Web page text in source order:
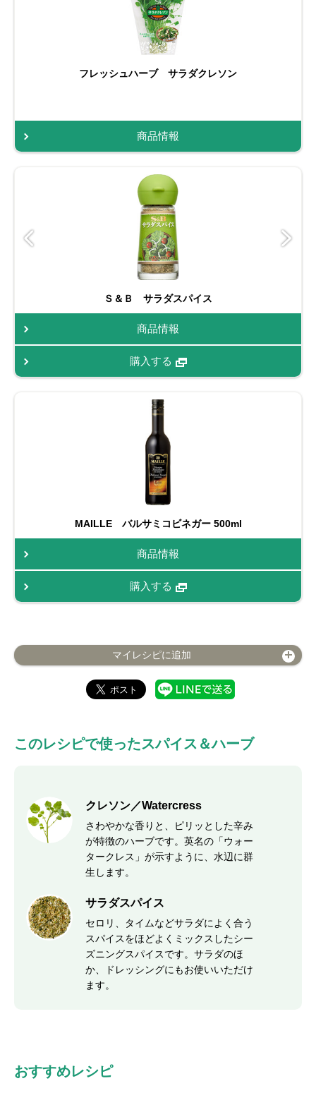
フレッシュハーブ サラダクレソン
商品情報
Ｓ＆Ｂ サラダスパイス
商品情報
購入する
MAILLE バルサミコビネガー 500ml
商品情報
購入する
マイレシピに追加
このレシピで使ったスパイス＆ハーブ
クレソン／Watercress
さわやかな香りと、ピリッとした辛み
が特徴のハーブです。英名の「ウォー
タークレス」が示すように、水辺に群
生します。
サラダスパイス
セロリ、タイムなどサラダによく合う
スパイスをほどよくミックスしたシー
ズニングスパイスです。サラダのほ
か、ドレッシングにもお使いいただけ
ます。
おすすめレシピ